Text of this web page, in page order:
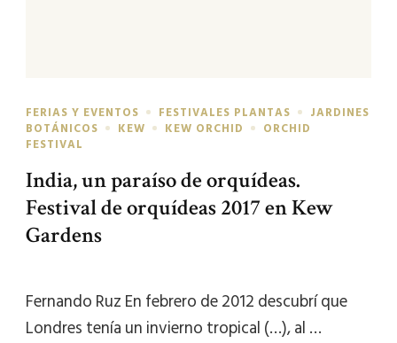
FERIAS Y EVENTOS FESTIVALES PLANTAS
JARDINES
BOTÁNICOS
KEW KEW ORCHID
ORCHID
FESTIVAL
India, un paraíso de orquídeas.
Festival de orquídeas 2017 en Kew
Gardens
Fernando Ruz En febrero de 2012 descubrí que
Londres tenía un invierno tropical (…), al …